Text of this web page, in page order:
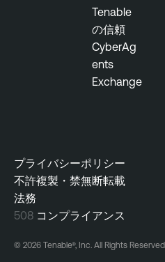
Tenable
の信頼
CyberAg
ents
Exchange
プライバシーポリシー
不許複製・禁無断転載
法務
508 コンプライアンス
© 2026 Tenable®, Inc. All Rights Reserved